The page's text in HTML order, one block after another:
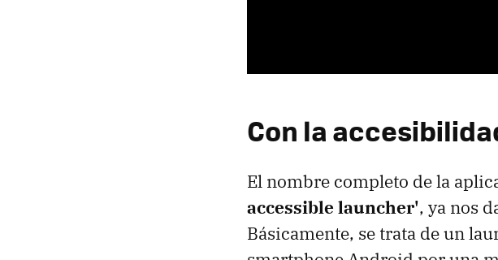
Con la
El nombre completo de la
accessible launcher', ya nos
Básicamente, se trata de un